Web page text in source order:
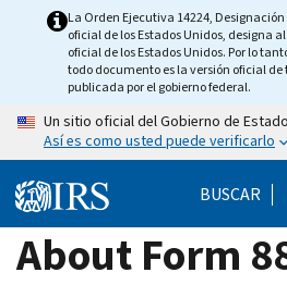
La Orden Ejecutiva 14224,
oficial de los Estados Unidos, designa
oficial de los Estados Unidos. Por lo
todo documento es la versión oficial
publicada por el gobierno federal.
Un sitio oficial del Gobierno de
Así es como usted puede verificarlo
BUSCAR
About Form